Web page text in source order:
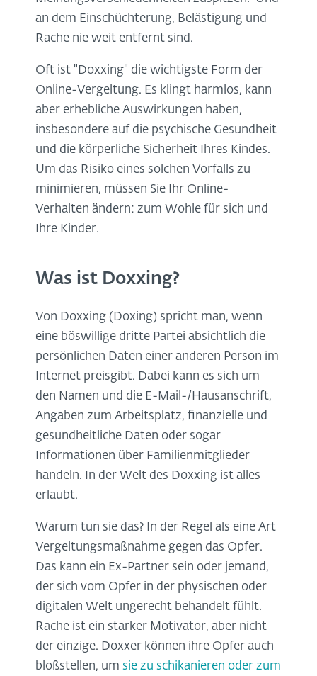
an dem Einschüchterung, Belästigung und
Rache nie weit entfernt sind.
Oft ist "Doxxing" die wichtigste Form der
Online-Vergeltung. Es klingt harmlos, kann
aber erhebliche Auswirkungen haben,
insbesondere auf die psychische Gesundheit
und die körperliche Sicherheit Ihres Kindes.
Um das Risiko eines solchen Vorfalls zu
minimieren, müssen Sie Ihr Online-
Verhalten ändern: zum Wohle für sich und
Ihre Kinder.
Was ist Doxxing?
Von Doxxing (Doxing) spricht man, wenn
eine böswillige dritte Partei absichtlich die
persönlichen Daten einer anderen Person im
Internet preisgibt. Dabei kann es sich um
den Namen und die E-Mail-/Hausanschrift,
Angaben zum Arbeitsplatz, finanzielle und
gesundheitliche Daten oder sogar
Informationen über Familienmitglieder
handeln. In der Welt des Doxxing ist alles
erlaubt.
Warum tun sie das? In der Regel als eine Art
Vergeltungsmaßnahme gegen das Opfer.
Das kann ein Ex-Partner sein oder jemand,
der sich vom Opfer in der physischen oder
digitalen Welt ungerecht behandelt fühlt.
Rache ist ein starker Motivator, aber nicht
der einzige. Doxxer können ihre Opfer auch
bloßstellen, um sie zu schikanieren oder zum